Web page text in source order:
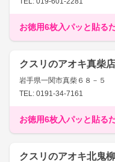
お徳用6枚入パッと貼る
クスリのアオキ真柴店
岩手県一関市真柴６８－５
TEL: 0191-34-7161
お徳用6枚入パッと貼る
クスリのアオキ北鬼